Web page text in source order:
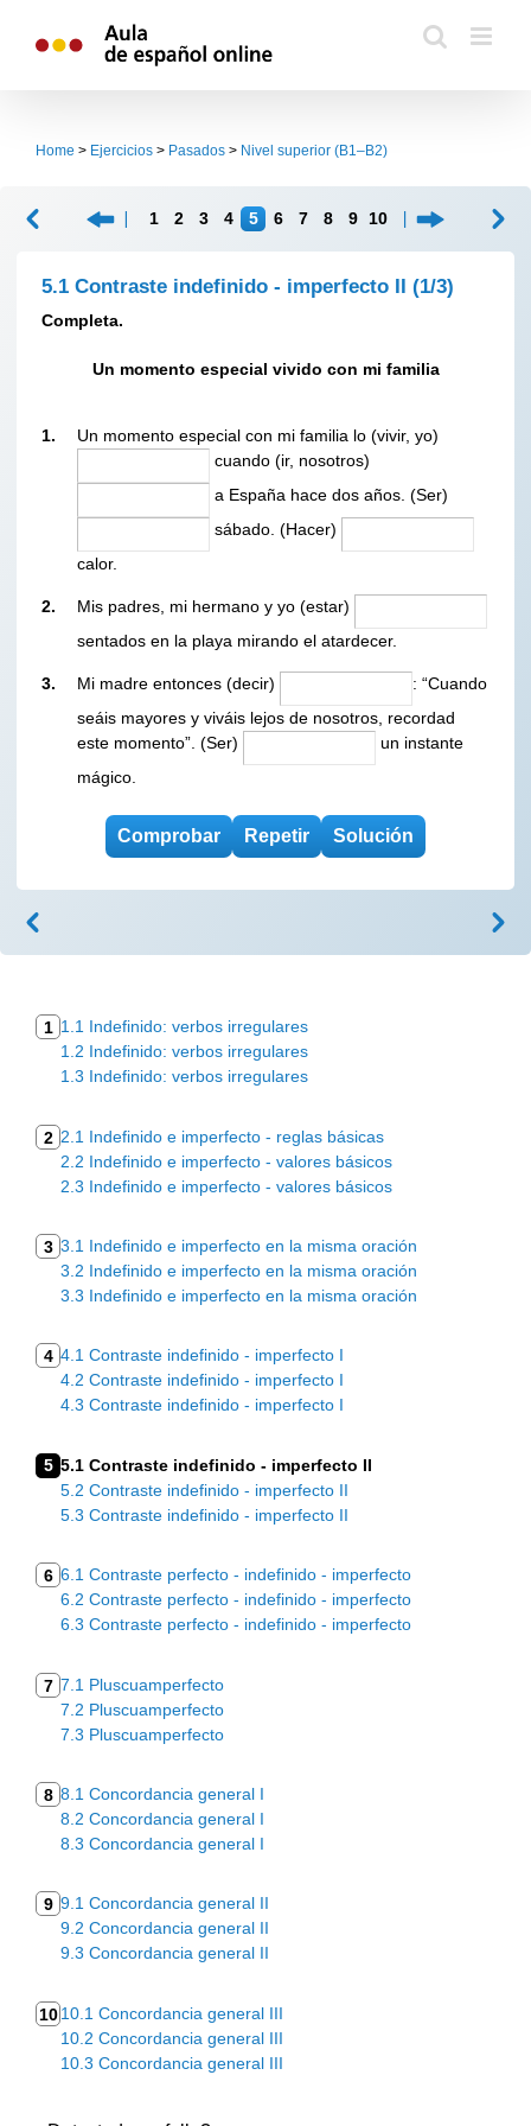
Home > Ejercicios > Pasados > Nivel superior (B1–B2)
1 2 3 4 5 6 7 8 9 10
5.1 Contraste indefinido - imperfecto II (1/3)
Completa.
Un momento especial vivido con mi familia
1.
Un momento especial con mi familia lo (vivir, yo)
cuando (ir, nosotros)
a España hace dos años. (Ser)
sábado. (Hacer)
calor.
2.
Mis padres, mi hermano y yo (estar)
sentados en la playa mirando el atardecer.
3. Mi madre entonces (decir)
: “Cuando
seáis mayores y viváis lejos de nosotros, recordad
este momento”. (Ser)
un instante
mágico.
1 1.1 Indefinido: verbos irregulares
1.2 Indefinido: verbos irregulares
1.3 Indefinido: verbos irregulares
2 2.1 Indefinido e imperfecto - reglas básicas
2.2 Indefinido e imperfecto - valores básicos
2.3 Indefinido e imperfecto - valores básicos
3 3.1 Indefinido e imperfecto en la misma oración
3.2 Indefinido e imperfecto en la misma oración
3.3 Indefinido e imperfecto en la misma oración
4 4.1 Contraste indefinido - imperfecto I
4.2 Contraste indefinido - imperfecto I
4.3 Contraste indefinido - imperfecto I
5 5.1 Contraste indefinido - imperfecto II
5.2 Contraste indefinido - imperfecto II
5.3 Contraste indefinido - imperfecto II
6 6.1 Contraste perfecto - indefinido - imperfecto
6.2 Contraste perfecto - indefinido - imperfecto
6.3 Contraste perfecto - indefinido - imperfecto
7 7.1 Pluscuamperfecto
7.2 Pluscuamperfecto
7.3 Pluscuamperfecto
8 8.1 Concordancia general I
8.2 Concordancia general I
8.3 Concordancia general I
9 9.1 Concordancia general II
9.2 Concordancia general II
9.3 Concordancia general II
10 10.1 Concordancia general III
10.2 Concordancia general III
10.3 Concordancia general III